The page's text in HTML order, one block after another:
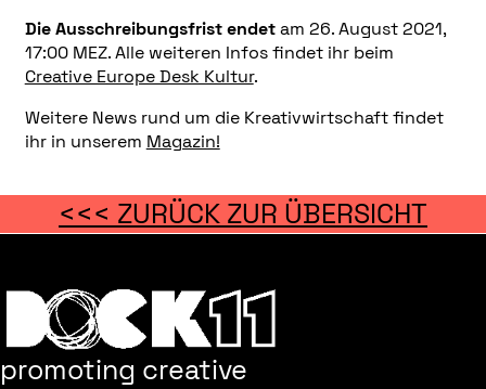
Die Ausschreibungsfrist endetam 26. August 2021,
17:00 MEZ. Alle weiteren Infos findet ihr beim
Creative Europe Desk Kultur.
Weitere News rund um die Kreativwirtschaft findet
ihr in unserem Magazin!
<<< ZURÜCK ZUR ÜBERSICHT
promoting creative